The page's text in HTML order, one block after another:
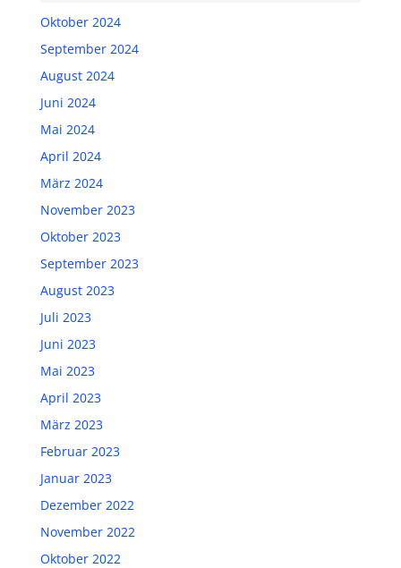
Oktober 2024
September 2024
August 2024
Juni 2024
Mai 2024
April 2024
März 2024
November 2023
Oktober 2023
September 2023
August 2023
Juli 2023
Juni 2023
Mai 2023
April 2023
März 2023
Februar 2023
Januar 2023
Dezember 2022
November 2022
Oktober 2022